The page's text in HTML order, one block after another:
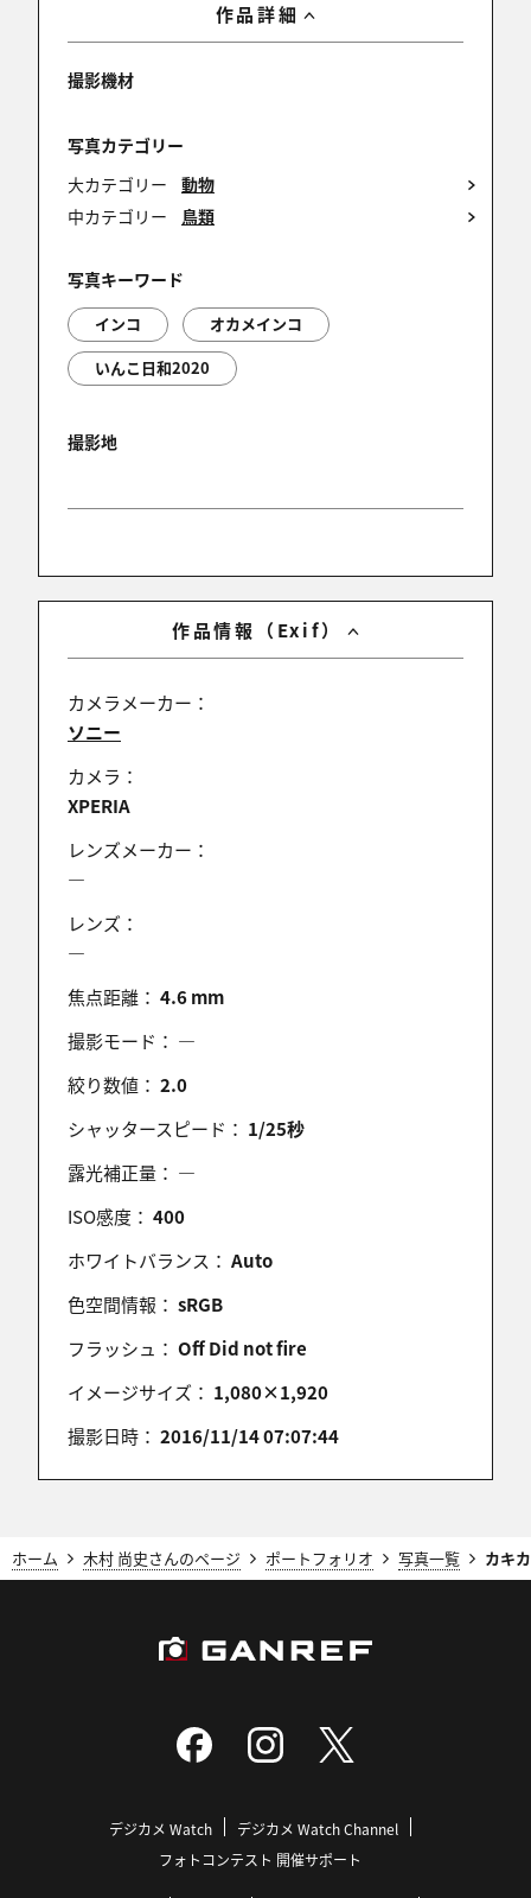
作品詳細
撮影機材
写真カテゴリー
大カテゴリー
動物
中カテゴリー
鳥類
写真キーワード
インコ
オカメインコ
いんこ日和2020
撮影地
作品情報（Exif）
カメラメーカー：
ソニー
カメラ：
XPERIA
レンズメーカー：
―
レンズ：
―
焦点距離： 4.6 mm
撮影モード： ―
絞り数値： 2.0
シャッタースピード： 1/25秒
露光補正量： ―
ISO感度： 400
ホワイトバランス： Auto
色空間情報： sRGB
フラッシュ： Off Did not fire
イメージサイズ： 1,080×1,920
撮影日時： 2016/11/14 07:07:44
ホーム 木村 尚史さんのページ ポートフォリオ 写真一覧 カキ
デジカメ Watch
デジカメ Watch Channel
フォトコンテスト 開催サポート